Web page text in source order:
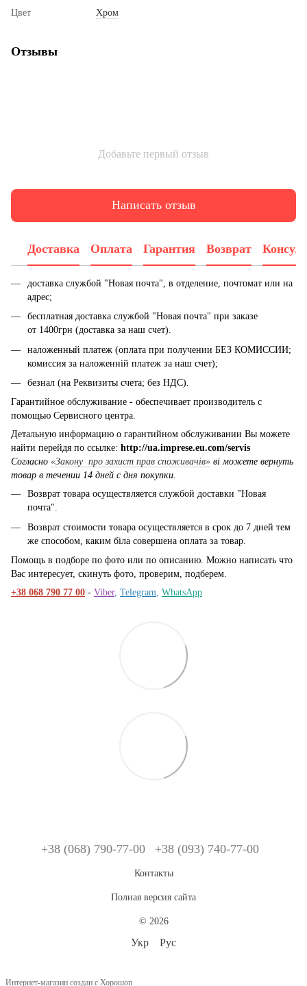
Цвет
Хром
Отзывы
Добавьте первый отзыв
Написать отзыв
Доставка Оплата Гарантия Возврат
доставка службой "Новая почта", в отделение, почтомат или на
адрес;
бесплатная доставка службой "Новая почта" при заказе
от 1400грн (доставка за наш счет).
наложенный платеж (оплата при получении БЕЗ КОМИССИИ;
комиссия за наложенній платеж за наш счет);
безнал (на Реквизиты счета; без НДС).
Гарантийное обслуживание - обеспечивает производитель с
помощью Сервисного центра.
Детальную информацию о гарантийном обслуживании Вы можете
найти перейдя по ссылке: http://ua.imprese.eu.com/servis
Согласно «Закону про захист прав споживачів» ві можете вернуть
товар в течении 14 дней с дня покупки.
Возврат товара осуществляется службой доставки "Новая
почта".
Возврат стоимости товара осуществляется в срок до 7 дней тем
же способом, каким біла совершена оплата за товар.
Помощь в подборе по фото или по описанию. Можно написать что
Вас интересует, скинуть фото, проверим, подберем.
+38 068 790 77 00 - Viber, Telegram, WhatsApp
+38 (068) 790-77-00 +38 (093) 740-77-00
Контакты
Полная версия сайта
© 2026
Укр Рус
Интернет-магазин создан с Хорошоп